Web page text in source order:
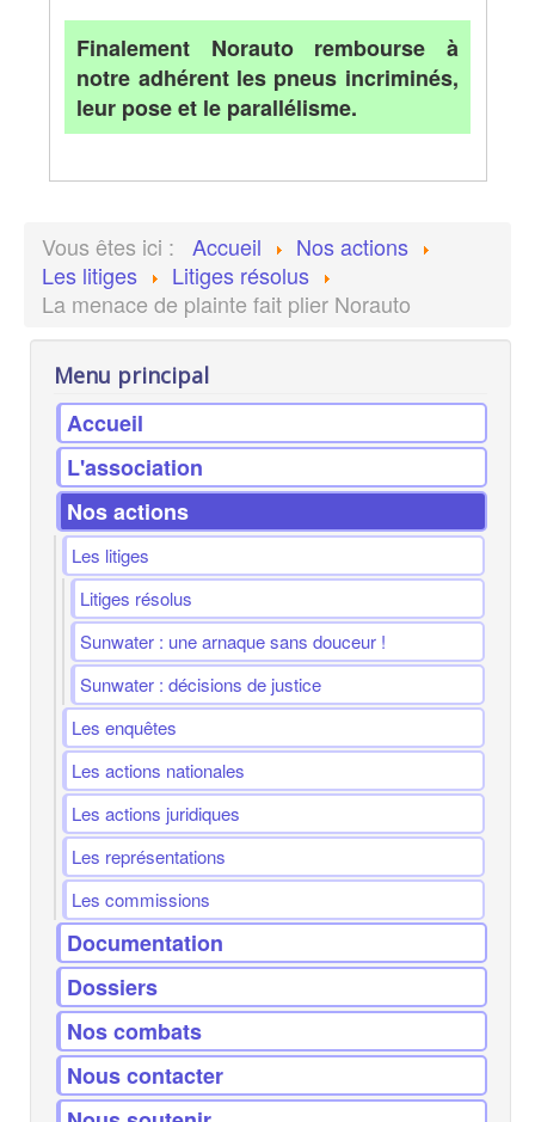
Finalement Norauto rembourse à
notre adhérent les pneus incriminés,
leur pose et le parallélisme.
Vous êtes ici : Accueil
Nos actions
Les litiges
Litiges résolus
La menace de plainte fait plier Norauto
Menu principal
Accueil
L'association
Nos actions
Les litiges
Litiges résolus
Sunwater : une arnaque sans douceur !
Sunwater : décisions de justice
Les enquêtes
Les actions nationales
Les actions juridiques
Les représentations
Les commissions
Documentation
Dossiers
Nos combats
Nous contacter